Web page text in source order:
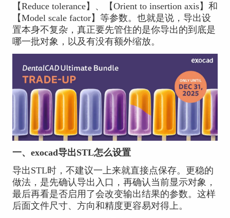
【Reduce tolerance】、【Orient to insertion axis】和
【Model scale factor】等参数。也就是说，导出设
置本身不复杂，真正要先管住的是你导出的到底是
哪一批对象，以及有没有额外缩放。
一、exocad导出STL怎么设置
导出STL时，不建议一上来就直接点保存。更稳的
做法，是先确认导出入口，再确认当前显示对象，
最后再看是否启用了会改变输出结果的参数。这样
后面文件尺寸、方向和精度更容易对得上。